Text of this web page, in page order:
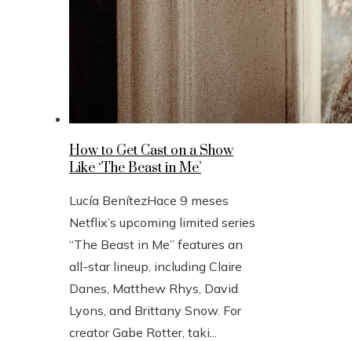
How to Get Cast on a Show
Like ‘The Beast in Me’
Lucía BenítezHace 9 meses
Netflix’s upcoming limited series
“The Beast in Me” features an
all-star lineup, including Claire
Danes, Matthew Rhys, David
Lyons, and Brittany Snow. For
creator Gabe Rotter, taki...